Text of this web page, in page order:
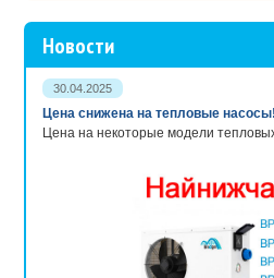
Новости
30.04.2025
Цена снижена на тепловые насосы!
Цена на некоторые модели